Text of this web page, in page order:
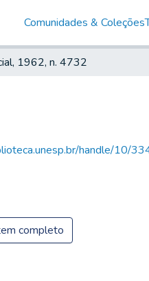
Comunidades & Coleções
1962, n. 4732
handle/10/
completo